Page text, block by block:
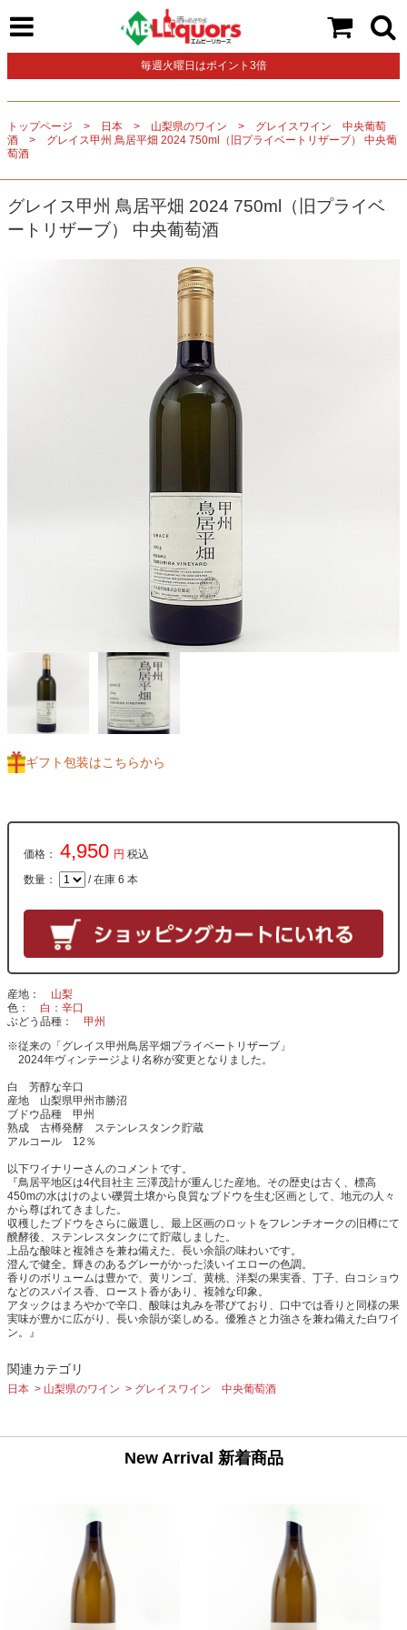
毎週火曜日はポイント3倍
トップページ 日本 山梨県のワイン
グレイスワイン 中央葡萄
酒
グレイス甲州 鳥居平畑 2024 750ml（旧プライベートリザーブ） 中央葡
萄酒
グレイス甲州 鳥居平畑 2024 750ml（旧プライベ
ートリザーブ） 中央葡萄酒
ギフト包装はこちらから
価格： 4,950 円 税込
数量： / 在庫 6 本
産地
山梨
色
白：辛口
ぶどう品種
甲州
※従来の「グレイス甲州鳥居平畑プライベートリザーブ」
2024年ヴィンテージより名称が変更となりました。
白 芳醇な辛口
産地 山梨県甲州市勝沼
ブドウ品種 甲州
熟成 古樽発酵 ステンレスタンク貯蔵
アルコール 12％
以下ワイナリーさんのコメントです。
『鳥居平地区は4代目社主 三澤茂計が重んじた産地。その歴史は古く、標高
450mの水はけのよい礫質土壌から良質なブドウを生む区画として、地元の人々
から尊ばれてきました。
収穫したブドウをさらに厳選し、最上区画のロットをフレンチオークの旧樽にて
醗酵後、ステンレスタンクにて貯蔵しました。
上品な酸味と複雑さを兼ね備えた、長い余韻の味わいです。
澄んで健全。輝きのあるグレーがかった淡いイエローの色調。
香りのボリュームは豊かで、黄リンゴ、黄桃、洋梨の果実香、丁子、白コショウ
などのスパイス香、ロースト香があり、複雑な印象。
アタックはまろやかで辛口、酸味は丸みを帯びており、口中では香りと同様の果
実味が豊かに広がり、長い余韻が楽しめる。優雅さと力強さを兼ね備えた白ワイ
ン。』
関連カテゴリ
日本 山梨県のワイン グレイスワイン 中央葡萄酒
New Arrival 新着商品